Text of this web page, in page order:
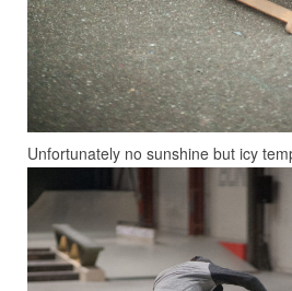
Unfortunately no sunshine but icy